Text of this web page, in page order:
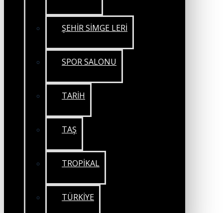
ŞEHİR SİMGE LERİ
SPOR SALONU
TARİH
TAŞ
TROPİKAL
TÜRKİYE